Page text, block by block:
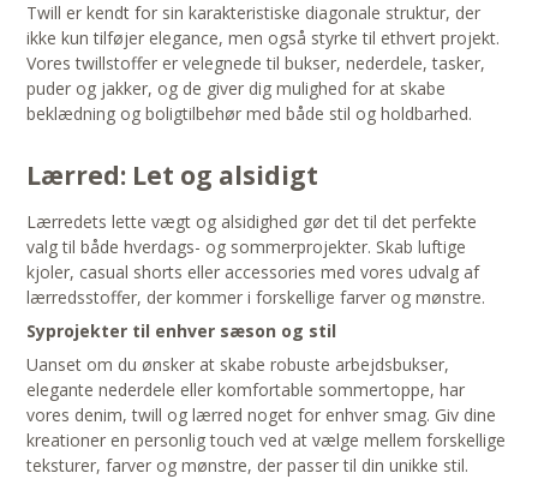
Twill er kendt for sin karakteristiske diagonale struktur, der
ikke kun tilføjer elegance, men også styrke til ethvert projekt.
Vores twillstoffer er velegnede til bukser, nederdele, tasker,
puder og jakker, og de giver dig mulighed for at skabe
beklædning og boligtilbehør med både stil og holdbarhed.
Lærred: Let og alsidigt
Lærredets lette vægt og alsidighed gør det til det perfekte
valg til både hverdags- og sommerprojekter. Skab luftige
kjoler, casual shorts eller accessories med vores udvalg af
lærredsstoffer, der kommer i forskellige farver og mønstre.
Syprojekter til enhver sæson og stil
Uanset om du ønsker at skabe robuste arbejdsbukser,
elegante nederdele eller komfortable sommertoppe, har
vores denim, twill og lærred noget for enhver smag. Giv dine
kreationer en personlig touch ved at vælge mellem forskellige
teksturer, farver og mønstre, der passer til din unikke stil.